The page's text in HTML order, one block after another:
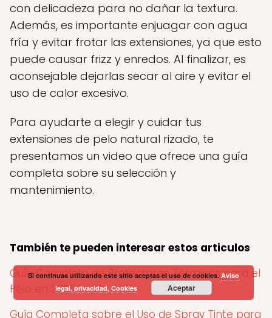
con delicadeza para no dañar la textura.
Además, es importante enjuagar con agua
fría y evitar frotar las extensiones, ya que esto
puede causar frizz y enredos. Al finalizar, es
aconsejable dejarlas secar al aire y evitar el
uso de calor excesivo.
Para ayudarte a elegir y cuidar tus
extensiones de pelo natural rizado, te
presentamos un video que ofrece una guía
completa sobre su selección y
mantenimiento.
También te pueden interesar estos articulos
Guía Completa de Protectores Térmicos para el
Pelo en 2025
Guía Completa sobre el Uso de Spray Tinte para
Si continuas utilizando este sitio aceptas el uso de cookies.Aviso
legal, privacidad, Cookies
Aceptar